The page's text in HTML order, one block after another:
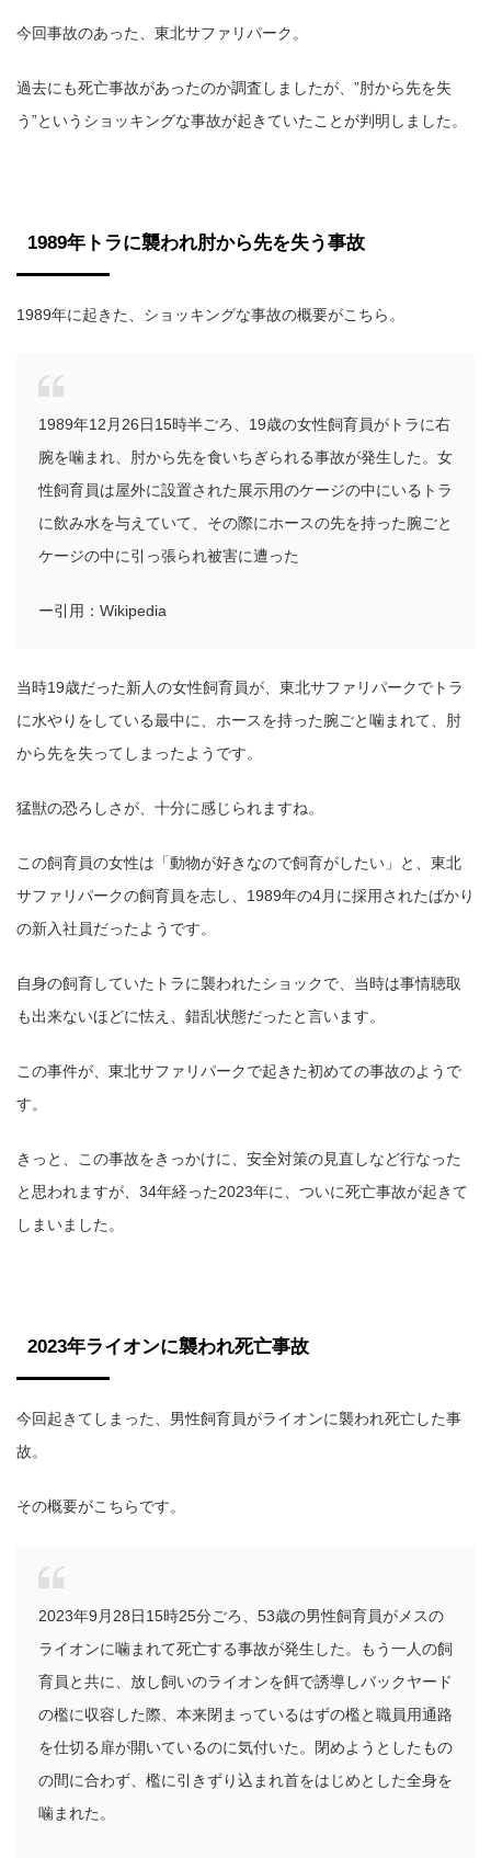
今回事故のあった、東北サファリパーク。
過去にも死亡事故があったのか調査しましたが、”肘から先を失
う”というショッキングな事故が起きていたことが判明しました。
1989年トラに襲われ肘から先を失う事故
1989年に起きた、ショッキングな事故の概要がこちら。
1989年12月26日15時半ごろ、19歳の女性飼育員がトラに右
腕を噛まれ、肘から先を食いちぎられる事故が発生した。女
性飼育員は屋外に設置された展示用のケージの中にいるトラ
に飲み水を与えていて、その際にホースの先を持った腕ごと
ケージの中に引っ張られ被害に遭った
ー引用：Wikipedia
当時19歳だった新人の女性飼育員が、東北サファリパークでトラ
に水やりをしている最中に、ホースを持った腕ごと噛まれて、肘
から先を失ってしまったようです。
猛獣の恐ろしさが、十分に感じられますね。
この飼育員の女性は「動物が好きなので飼育がしたい」と、東北
サファリパークの飼育員を志し、1989年の4月に採用されたばかり
の新入社員だったようです。
自身の飼育していたトラに襲われたショックで、当時は事情聴取
も出来ないほどに怯え、錯乱状態だったと言います。
この事件が、東北サファリパークで起きた初めての事故のようで
す。
きっと、この事故をきっかけに、安全対策の見直しなど行なった
と思われますが、34年経った2023年に、ついに死亡事故が起きて
しまいました。
2023年ライオンに襲われ死亡事故
今回起きてしまった、男性飼育員がライオンに襲われ死亡した事
故。
その概要がこちらです。
2023年9月28日15時25分ごろ、53歳の男性飼育員がメスの
ライオンに噛まれて死亡する事故が発生した。もう一人の飼
育員と共に、放し飼いのライオンを餌で誘導しバックヤード
の檻に収容した際、本来閉まっているはずの檻と職員用通路
を仕切る扉が開いているのに気付いた。閉めようとしたもの
の間に合わず、檻に引きずり込まれ首をはじめとした全身を
噛まれた。